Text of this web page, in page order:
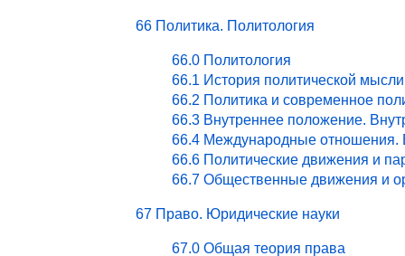
66 Политика. Политология
66.0 Политология
66.1 История политической мысли
66.2 Политика и современное
66.3 Внутреннее положение.
66.4 Международные отношения.
66.6 Политические движения и
66.7 Общественные движения и
67 Право. Юридические науки
67.0 Общая теория права